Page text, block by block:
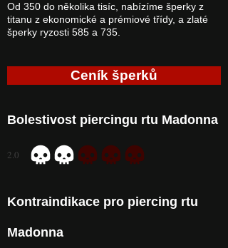
Od 350 do několika tisíc, nabízíme šperky z
titanu z ekonomické a prémiové třídy, a zlaté
šperky ryzosti 585 a 735.
Ceník šperků
Bolestivost piercingu rtu Madonna
2.0
průměrné hodnocení je 2 z 5
Kontraindikace pro piercing rtu
Madonna